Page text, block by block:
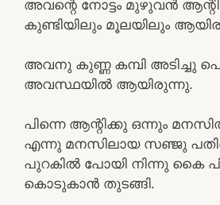
അവന്റെ നോട്ടം മുഴുവൻ
കുണ്ടിയിലും മൂലയിലും
അവനു കുണ്ണ കമ്പി അടിച്ചു
അവസ്ഥയിൽ ആയിരുന്നു.
പിന്നെ ആന്റിക്കു ഒന്നും
എന്നു മനസിലായ സഞ്ജു
പുറകിൽ പോയി നിന്നു കൈ
കൊടുകാൻ തുടങ്ങി.